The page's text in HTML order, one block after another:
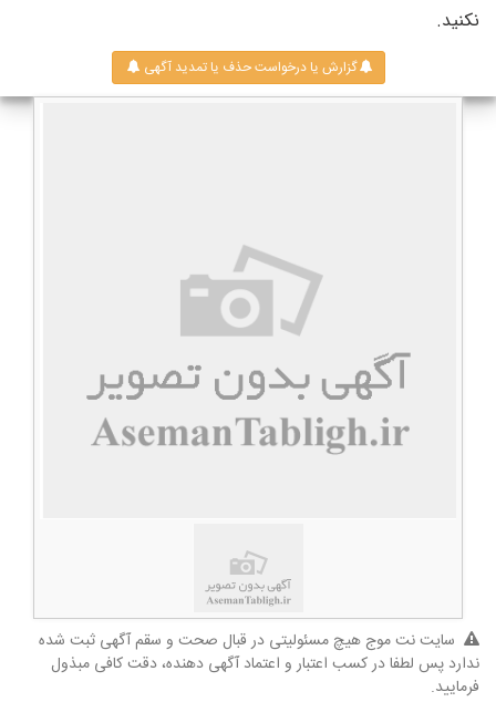
نکنید.
گزارش یا درخواست حذف یا تمدید آگهی
سایت نت موج هیچ مسئولیتی در قبال صحت و سقم آگهی ثبت شده
ندارد پس لطفا در کسب اعتبار و اعتماد آگهی دهنده، دقت کافی مبذول
فرمایید.